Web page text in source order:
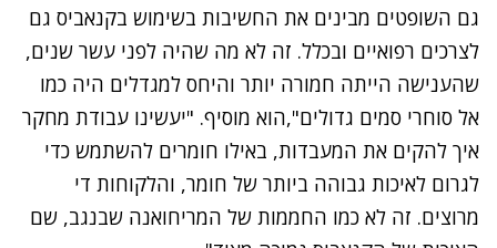
גם השופטים מבינים את החשיבות בשימוש בקנאביס גם
לצרכים רפואיים ובכלל. זה לא מה שהיה לפני עשר שנים,
שהענישה הייתה חמורה יותר והיחס למגדלים היה כמו
אל סוחרי סמים גדולים",הוא מוסיף. "יעשינו עבודת מחקר
איך להקים את המעבדות, באילו חומרים להשתמש כדי
לגרום לאיכות גבוהה ביותר של חומר, והלקוחות די
מרוצים. זה לא כמו החממות של המריחואנה שבנגב, שם